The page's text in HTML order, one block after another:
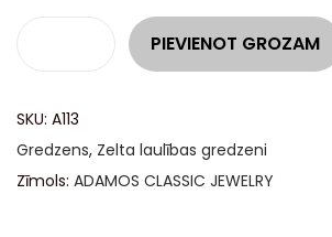
PIEVIENOT GROZAM
l
t
e
SKU: A113
Gredzens, Zelta laulības gredzeni
Zīmols: ADAMOS CLASSIC JEWELRY